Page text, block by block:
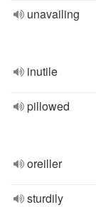
unavailing
inutile
pillowed
oreiller
sturdily